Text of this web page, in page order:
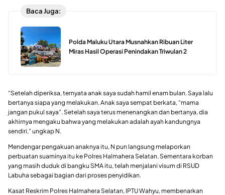
Baca Juga:
Polda Maluku Utara Musnahkan Ribuan Liter
Miras Hasil Operasi Penindakan Triwulan 2
“Setelah diperiksa, ternyata anak saya sudah hamil enam bulan. Saya lalu
bertanya siapa yang melakukan. Anak saya sempat berkata, “mama
jangan pukul saya”. Setelah saya terus menenangkan dan bertanya, dia
akhirnya mengaku bahwa yang melakukan adalah ayah kandungnya
sendiri,” ungkap N.
Mendengar pengakuan anaknya itu, N pun langsung melaporkan
perbuatan suaminya itu ke Polres Halmahera Selatan. Sementara korban
yang masih duduk di bangku SMA itu, telah menjalani visum di RSUD
Labuha sebagai bagian dari proses penyidikan.
Kasat Reskrim Polres Halmahera Selatan, IPTU Wahyu, membenarkan